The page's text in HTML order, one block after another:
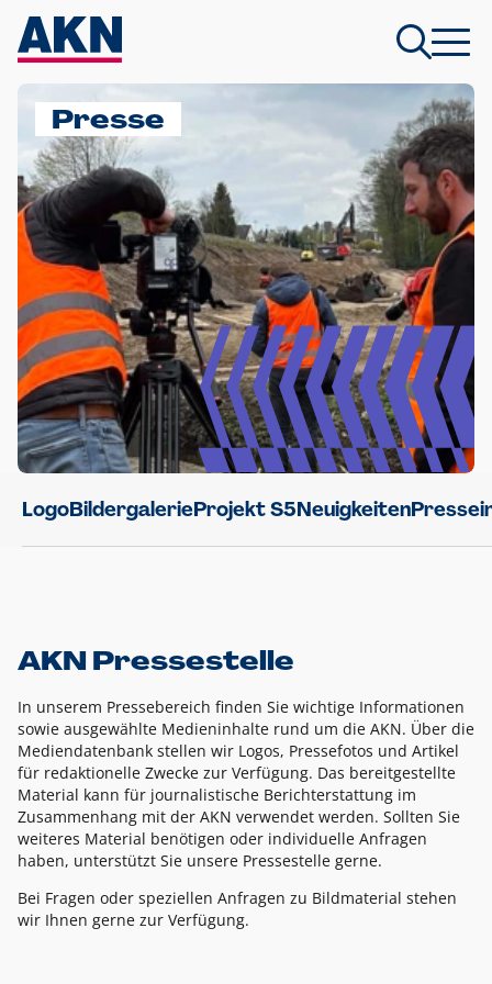
Presse
LogoBildergalerieProjekt S5Neuigkeiten
AKN Pressestelle
In unserem Pressebereich finden Sie wichtige Informationen
sowie ausgewählte Medieninhalte rund um die AKN. Über die
Mediendatenbank stellen wir Logos, Pressefotos und Artikel
für redaktionelle Zwecke zur Verfügung. Das bereitgestellte
Material kann für journalistische Berichterstattung im
Zusammenhang mit der AKN verwendet werden. Sollten Sie
weiteres Material benötigen oder individuelle Anfragen
haben, unterstützt Sie unsere Pressestelle gerne.
Bei Fragen oder speziellen Anfragen zu Bildmaterial stehen
wir Ihnen gerne zur Verfügung.